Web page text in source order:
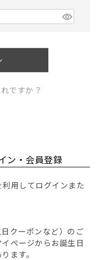
ですか？
ン・会員登録
用してログインまた
クーポンなど）のご
ページからお誕生日
ます。